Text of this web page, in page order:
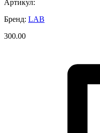
Артикул:
Бренд: LAB
300.00